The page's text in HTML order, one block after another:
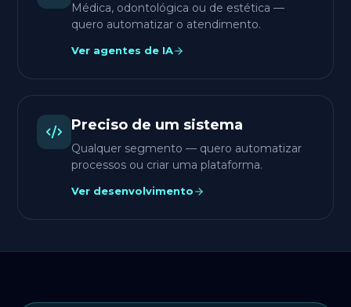
Médica, odontológica ou de estética —
quero automatizar o atendimento.
Ver agentes de IA
Preciso de um sistema
Qualquer segmento — quero automatizar
processos ou criar uma plataforma.
Ver desenvolvimento